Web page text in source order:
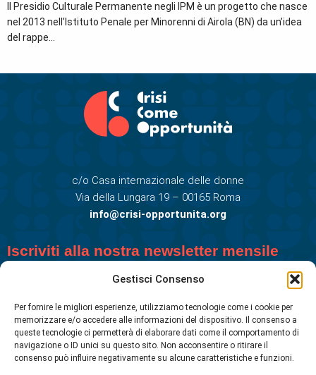
Gestisci Consenso
Per fornire le migliori esperienze, utilizziamo tecnologie come i cookie per
memorizzare e/o accedere alle informazioni del dispositivo. Il consenso a
queste tecnologie ci permetterà di elaborare dati come il comportamento di
navigazione o ID unici su questo sito. Non acconsentire o ritirare il
consenso può influire negativamente su alcune caratteristiche e funzioni.
Il Presidio Culturale Permanente negli IPM è un progetto che nasce
nel 2013 nell’Istituto Penale per Minorenni di Airola (BN) da un’idea
del rappe...
c/o Casa internazionale delle donne
Via della Lungara 19 – 00165 Roma
info@crisi-opportunita.org
Iscriviti alla nostra newsletter mensile